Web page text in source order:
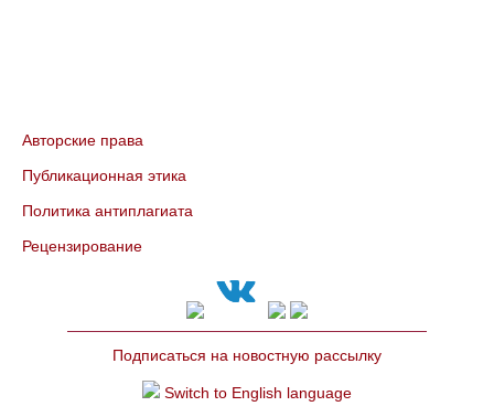
Авторские права
Публикационная этика
Политика антиплагиата
Рецензирование
Подписаться на новостную рассылку
Switch to English language